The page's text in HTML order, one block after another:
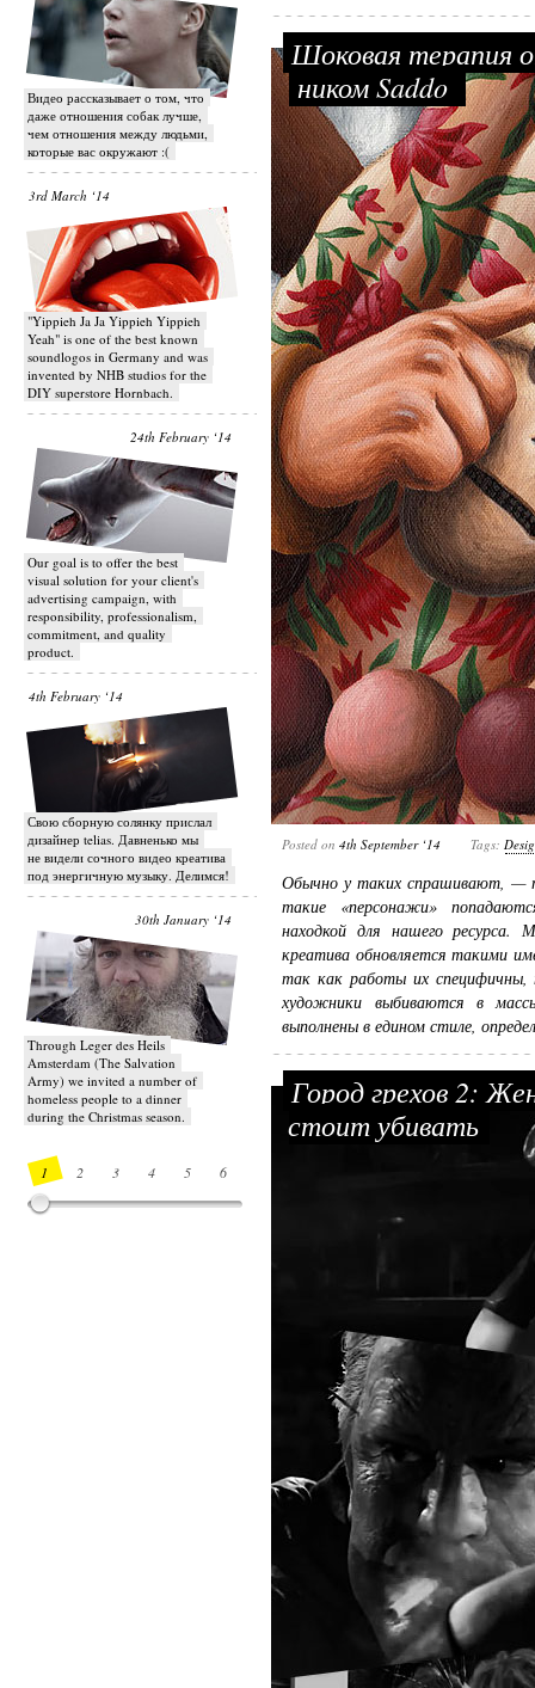
Видео рассказывает о том, что
даже отношения собак лучше,
чем отношения между людьми,
которые вас окружают :(
3rd March ‘14
"Yippieh Ja Ja Yippieh Yippieh
Yeah" is one of the best known
soundlogos in Germany and was
invented by NHB studios for the
DIY superstore Hornbach.
24th February ‘14
Our goal is to offer the best
visual solution for your client's
advertising campaign, with
responsibility, professionalism,
commitment, and quality
product.
4th February ‘14
Свою сборную солянку прислал
дизайнер telias. Давненько мы
не видели сочного видео креатива
под энергичную музыку. Делимся!
30th January ‘14
Through Leger des Heils
Amsterdam (The Salvation
Army) we invited a number of
homeless people to a dinner
during the Christmas season.
1 2 3 4 5 6
Шоковая терапия
ником Saddo
Posted on 4th September ‘14 Tags:
Обычно у таких спрашивают,
такие «персонажи»
находкой для нашего ресурса.
креатива обновляется такими
так как работы их
художники выбиваются в
выполнены в едином стиле,
Город грехов 2:
стоит убивать